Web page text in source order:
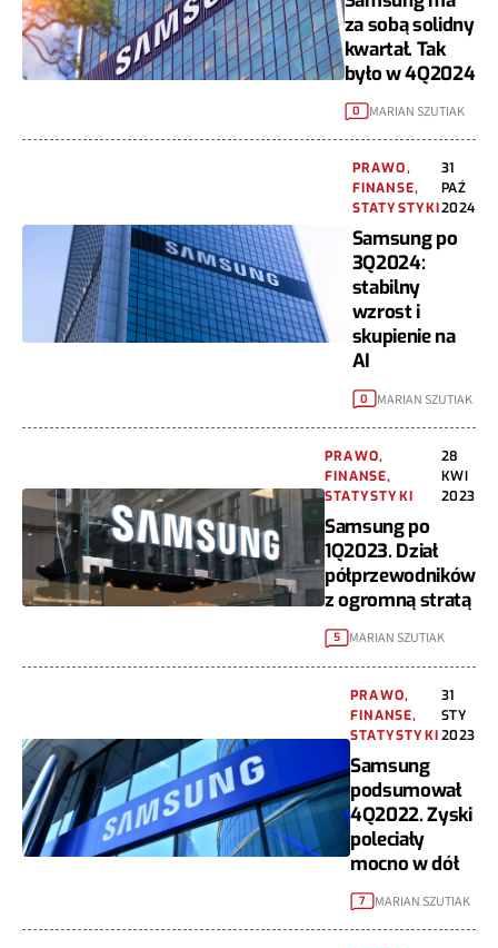
za sobą solidny
kwartał. Tak
było w 4Q2024
0 MARIAN SZUTIAK
PRAWO,
FINANSE,
STATYSTYKI
31
PAŹ
2024
Samsung po
3Q2024:
stabilny
wzrost i
skupienie na
AI
0 MARIAN SZUTIAK
PRAWO,
FINANSE,
STATYSTYKI
28
KWI
2023
Samsung po
1Q2023. Dział
półprzewodników
z ogromną stratą
5 MARIAN SZUTIAK
PRAWO,
FINANSE,
STATYSTYKI
31
STY
2023
Samsung
podsumował
4Q2022. Zyski
poleciały
mocno w dół
7 MARIAN SZUTIAK